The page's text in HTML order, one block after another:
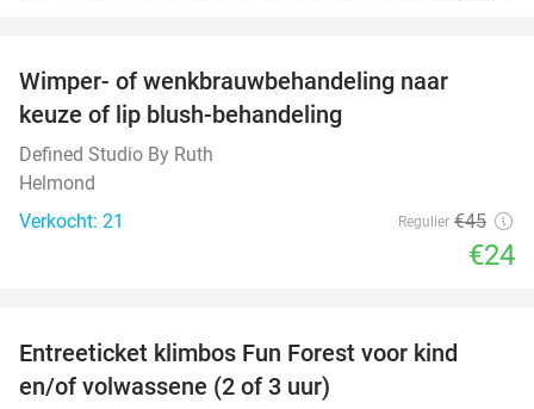
Wimper- of wenkbrauwbehandeling naar
keuze of lip blush-behandeling
Defined Studio By Ruth
Helmond
Verkocht: 21
Regulier €45
€24
Entreeticket klimbos Fun Forest voor kind
en/of volwassene (2 of 3 uur)